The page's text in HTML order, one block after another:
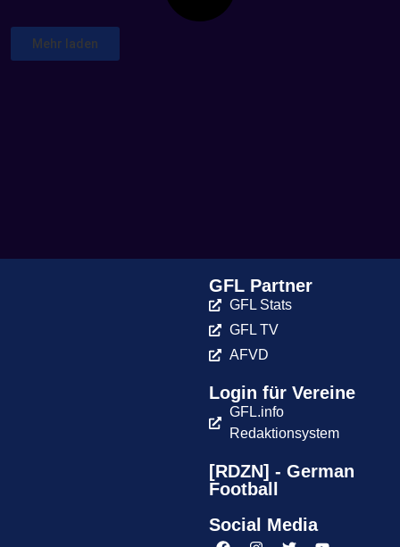
Mehr laden
GFL Partner
GFL Stats
GFL TV
AFVD
Login für Vereine
GFL.info
Redaktionsystem
[RDZN] - German
Football
Social Media